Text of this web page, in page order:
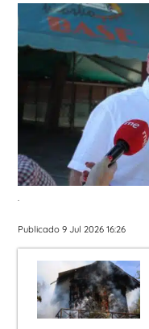
.
Publicado 9 Jul 2026 16:26